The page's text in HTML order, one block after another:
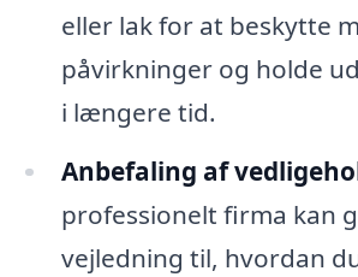
eller lak for at beskytte
påvirkninger og holde
i længere tid.
Anbefaling af
professionelt firma kan
vejledning til, hvordan